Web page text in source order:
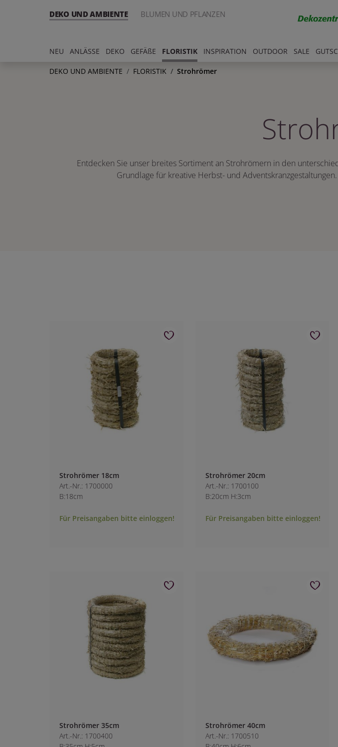
DEKO UND AMBIENTE BLUMEN UND PFLANZEN
NEU ANLÄSSE DEKO GEFÄßE FLORISTIK INSPIRATION OUTDOOR SALE
DEKO UND AMBIENTE FLORISTIK Strohrömer
Entdecken Sie unser breites Sortiment an Strohrömern in den
Grundlage für kreative Herbst- und
Strohrömer 18cm
Art.-Nr.: 1700000
B:18cm
Für Preisangaben bitte einloggen!
Strohrömer 20cm
Art.-Nr.: 1700100
B:20cm H:3cm
Für Preisangaben bitte einloggen!
Strohrömer 35cm
Art.-Nr.: 1700400
Strohrömer 40cm
Art.-Nr.: 1700510